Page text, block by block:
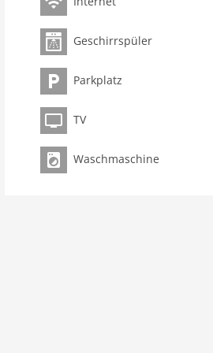
Bügelbrett, Bügeleisen
Haustier
Haustier nicht erlaubt
Objekt
Maximalbelegung 5 Pers.
Wohnfläche 65 m2
Zimmer 3
Geschirrspüler
Parkplatz
TV
Waschmaschine